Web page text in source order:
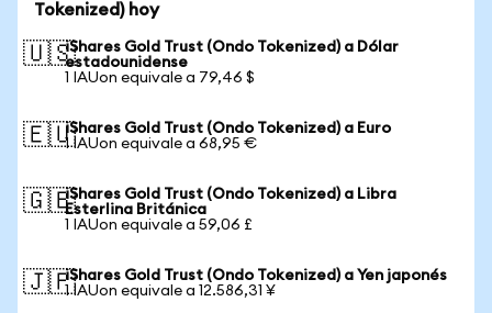
Tokenized) hoy
🇺🇸iShares Gold Trust (Ondo Tokenized) a Dólar
estadounidense
1 IAUon equivale a 79,46 $
🇪🇺iShares Gold Trust (Ondo Tokenized) a Euro
1 IAUon equivale a 68,95 €
🇬🇧iShares Gold Trust (Ondo Tokenized) a Libra
Esterlina Británica
1 IAUon equivale a 59,06 £
🇯🇵iShares Gold Trust (Ondo Tokenized) a Yen japonés
1 IAUon equivale a 12.586,31 ¥